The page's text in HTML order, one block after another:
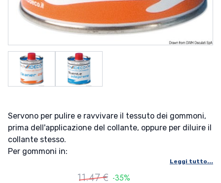
Servono per pulire e ravvivare il tessuto dei gommoni,
prima dell'applicazione del collante, oppure per diluire il
collante stesso.
Per gommoni in:
Leggi tutto...
11.47 € -35%